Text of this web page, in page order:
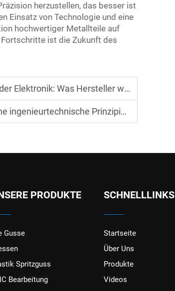
herzustellen, das besser ist
Einsatz von Technologie und eine
hochwertiger Metallteile auf
ist die Zukunft des
Was Hersteller wissen müssen
und Verlängerung der Lebensdauer
PRODUKTE
Gusse
Spritzguss
Bearbeitung
SCHNELLLINKS
Startseite
Über Uns
Produkte
Videos